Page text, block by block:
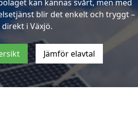
kan kännas svårt, men med
blir det enkelt och tryggt –
direkt i Växjö.
Jämför elavtal